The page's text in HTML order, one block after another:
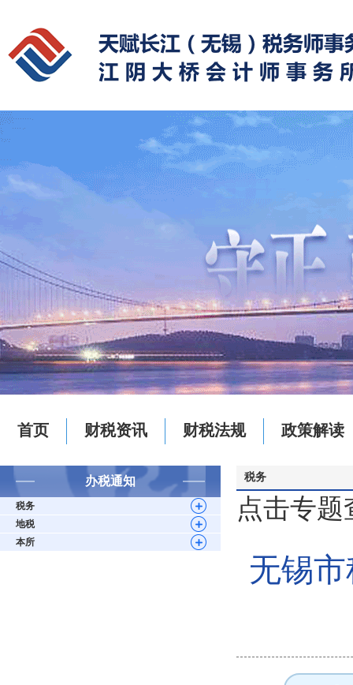
首页 财税资讯 财税法规 政策解读
办税通知
税务
地税
本所
税务
点击专
无锡